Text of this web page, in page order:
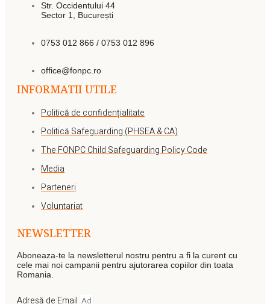
Str. Occidentului 44
Sector 1, București
0753 012 866 / 0753 012 896
office@fonpc.ro
INFORMATII UTILE
Politică de confidențialitate
Politică Safeguarding (PHSEA & CA)
The FONPC Child Safeguarding Policy Code
Media
Parteneri
Voluntariat
NEWSLETTER
Aboneaza-te la newsletterul nostru pentru a fi la curent cu
cele mai noi campanii pentru ajutorarea copiilor din toata
Romania.
Adresă de Email